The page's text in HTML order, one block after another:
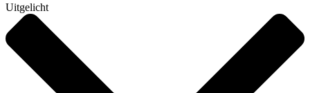
Uitgelicht